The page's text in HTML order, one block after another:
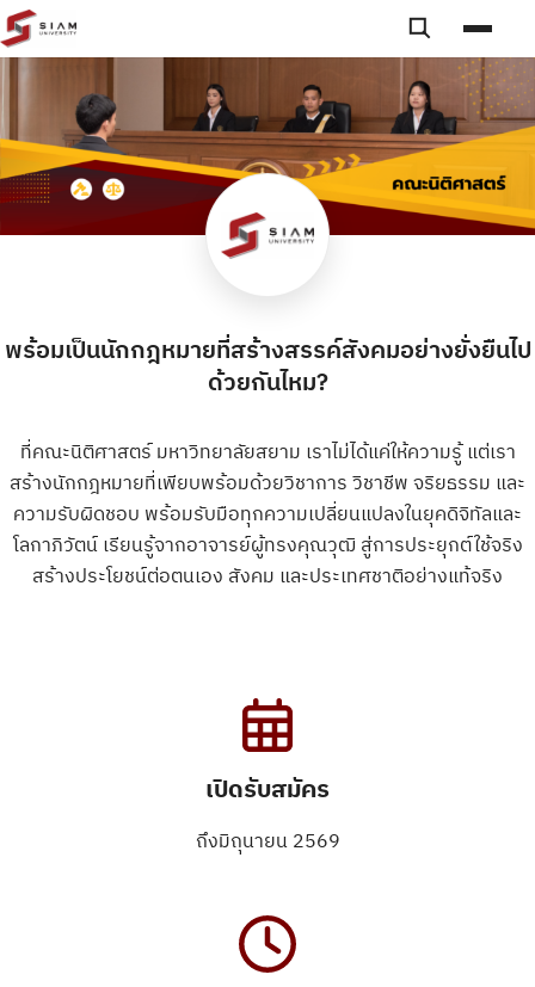
Skip to content
Toggle
พร้อมเป็นนักกฎหมายที่สร้างสรรค์สังคมอย่างยั่งยืนไป
ด้วยกันไหม?
ที่คณะนิติศาสตร์ มหาวิทยาลัยสยาม เราไม่ได้แค่ให้ความรู้ แต่เรา
สร้างนักกฎหมายที่เพียบพร้อมด้วยวิชาการ วิชาชีพ จริยธรรม และ
ความรับผิดชอบ พร้อมรับมือทุกความเปลี่ยนแปลงในยุคดิจิทัลและ
โลกาภิวัตน์ เรียนรู้จากอาจารย์ผู้ทรงคุณวุฒิ สู่การประยุกต์ใช้จริง
สร้างประโยชน์ต่อตนเอง สังคม และประเทศชาติอย่างแท้จริง
เปิดรับสมัคร
ถึงมิถุนายน 2569